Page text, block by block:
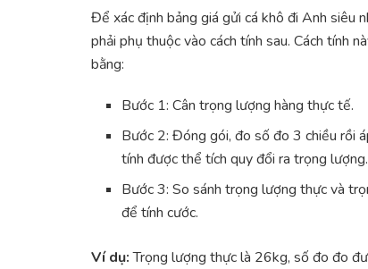
Để xác định bảng giá gửi cá khô đi Anh siêu
phải phụ thuộc vào cách tính sau. Cách tính
bằng:
Bước 1: Cân trọng lượng hàng thực tế.
Bước 2: Đóng gói, đo số đo 3 chiều rồi
tính được thể tích quy đổi ra trọng lượng.
Bước 3: So sánh trọng lượng thực và
để tính cước.
Ví dụ:Trọng lượng thực là 26kg, số đo đo